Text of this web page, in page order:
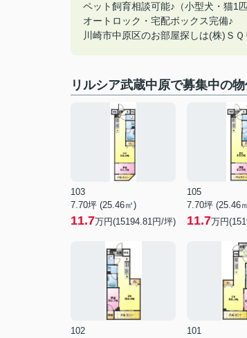
ペット飼育相談可能♪（小型犬・猫1匹
オートロック・宅配ボックス完備♪
川崎市中原区のお部屋探しは(株)Ｓ
リルシア武蔵中原で募集中の
103
7.70坪 (25.46㎡)
11.7万円(15194.81円/坪)
105
7.70坪 (25.46
11.7万円
102
101